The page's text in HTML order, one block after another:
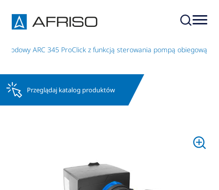
ARC 345 ProClick z funkcją sterowania pompą obiegową
Przeglądaj katalog produktów